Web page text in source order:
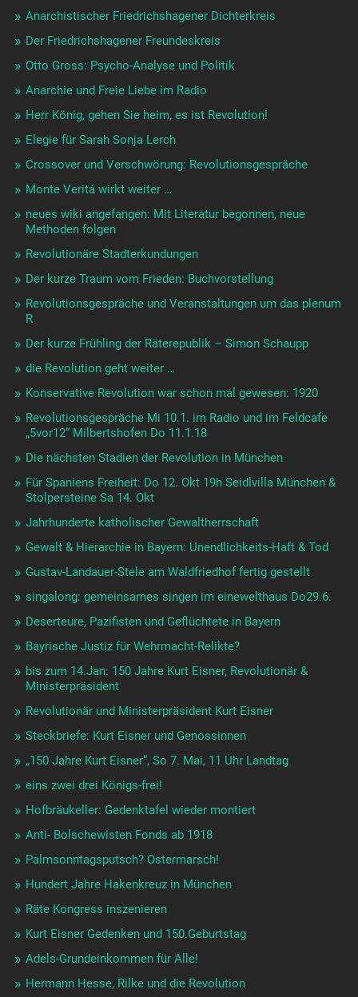
Anarchistischer Friedrichshagener Dichterkreis
Der Friedrichshagener Freundeskreis
Otto Gross: Psycho-Analyse und Politik
Anarchie und Freie Liebe im Radio
Herr König, gehen Sie heim, es ist Revolution!
Elegie für Sarah Sonja Lerch
Crossover und Verschwörung: Revolutionsgespräche
Monte Veritá wirkt weiter …
neues wiki angefangen: Mit Literatur begonnen, neue
Methoden folgen
Revolutionäre Stadterkundungen
Der kurze Traum vom Frieden: Buchvorstellung
Revolutionsgespräche und Veranstaltungen um das plenum
R
Der kurze Frühling der Räterepublik – Simon Schaupp
die Revolution geht weiter …
Konservative Revolution war schon mal gewesen: 1920
Revolutionsgespräche Mi 10.1. im Radio und im Feldcafe
„5vor12“ Milbertshofen Do 11.1.18
Die nächsten Stadien der Revolution in München
Für Spaniens Freiheit: Do 12. Okt 19h Seidlvilla München &
Stolpersteine Sa 14. Okt
Jahrhunderte katholischer Gewaltherrschaft
Gewalt & Hierarchie in Bayern: Unendlichkeits-Haft & Tod
Gustav-Landauer-Stele am Waldfriedhof fertig gestellt
singalong: gemeinsames singen im einewelthaus Do29.6.
Deserteure, Pazifisten und Geflüchtete in Bayern
Bayrische Justiz für Wehrmacht-Relikte?
bis zum 14.Jan: 150 Jahre Kurt Eisner, Revolutionär &
Ministerpräsident
Revolutionär und Ministerpräsident Kurt Eisner
Steckbriefe: Kurt Eisner und Genossinnen
„150 Jahre Kurt Eisner“, So 7. Mai, 11 Uhr Landtag
eins zwei drei Königs-frei!
Hofbräukeller: Gedenktafel wieder montiert
Anti- Bolschewisten Fonds ab 1918
Palmsonntagsputsch? Ostermarsch!
Hundert Jahre Hakenkreuz in München
Räte Kongress inszenieren
Kurt Eisner Gedenken und 150.Geburtstag
Adels-Grundeinkommen für Alle!
Hermann Hesse, Rilke und die Revolution